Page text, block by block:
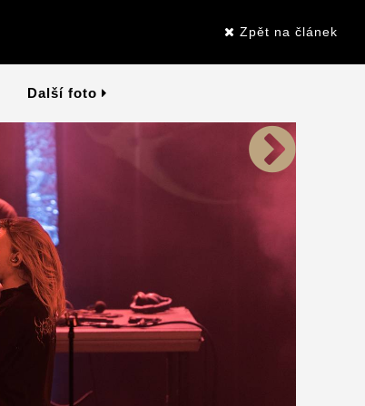
Zpět na článek
Další foto